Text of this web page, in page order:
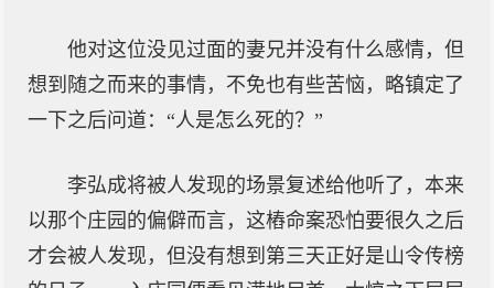
他对这位没见过面的妻兄并没有什么感情，但
想到随之而来的事情，不免也有些苦恼，略镇定了
一下之后问道：“人是怎么死的？”
李弘成将被人发现的场景复述给他听了，本来
以那个庄园的偏僻而言，这樁命案恐怕要很久之后
才会被人发现，但没有想到第三天正好是山令传榜